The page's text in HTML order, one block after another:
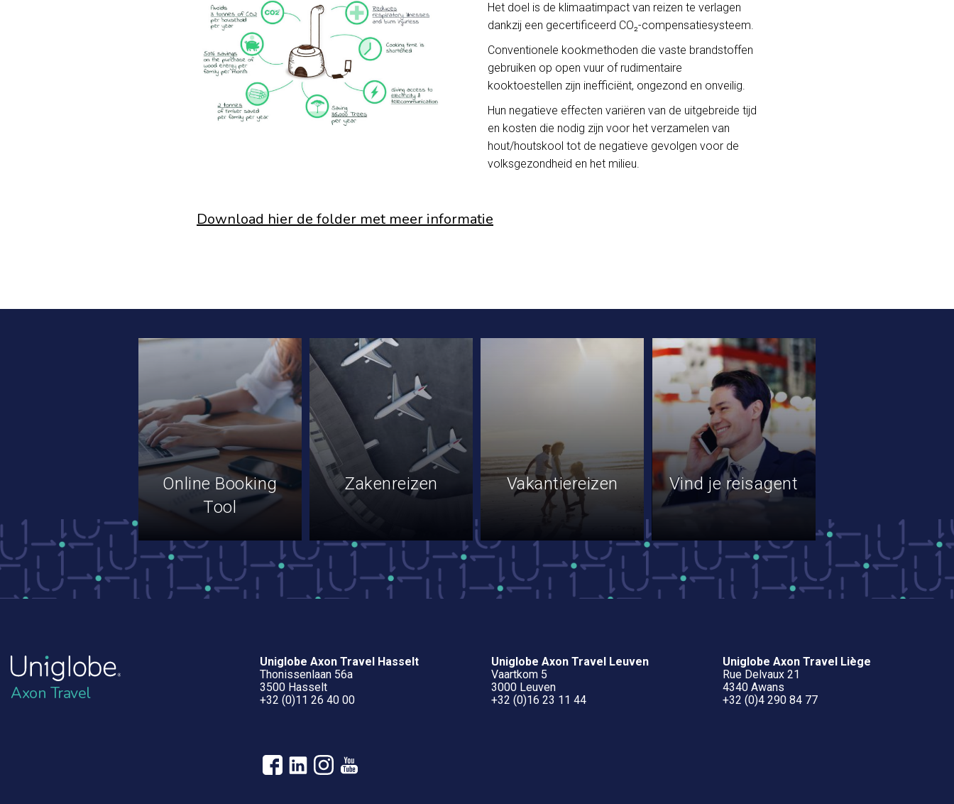
Het doel is de klimaatimpact van reizen te verlagen
dankzij een gecertificeerd CO₂-compensatiesysteem.
Conventionele kookmethoden die vaste brandstoffen
gebruiken op open vuur of rudimentaire
kooktoestellen zijn inefficiënt, ongezond en onveilig.
Hun negatieve effecten variëren van de uitgebreide tijd
en kosten die nodig zijn voor het verzamelen van
hout/houtskool tot de negatieve gevolgen voor de
volksgezondheid en het milieu.
Download hier de folder met meer informatie
Online Booking
Tool
Zakenreizen Vakantiereizen Vind je reisagent
Axon Travel
Uniglobe Axon Travel Hasselt
Thonissenlaan 56a
3500 Hasselt
+32 (0)11 26 40 00
Uniglobe Axon Travel Leuven
Vaartkom 5
3000 Leuven
+32 (0)16 23 11 44
Uniglobe Axon Travel Liège
Rue Delvaux 21
4340 Awans
+32 (0)4 290 84 77